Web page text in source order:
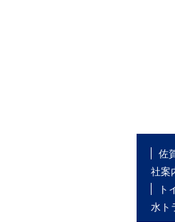
佐
社案
ト
水ト